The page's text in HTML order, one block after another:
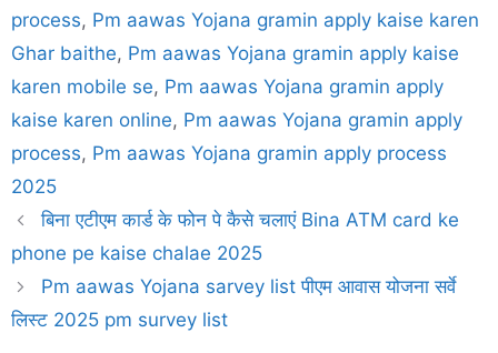
process, Pm aawas Yojana gramin apply kaise karen
Ghar baithe, Pm aawas Yojana gramin apply kaise
karen mobile se, Pm aawas Yojana gramin apply
kaise karen online, Pm aawas Yojana gramin apply
process, Pm aawas Yojana gramin apply process
2025
बिना एटीएम कार्ड के फोन पे कैसे चलाएं Bina ATM card ke
phone pe kaise chalae 2025
Pm aawas Yojana sarvey list पीएम आवास योजना सर्वे
लिस्ट 2025 pm survey list